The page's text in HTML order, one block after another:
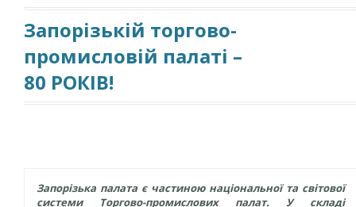
Запорізькій торгово-
промисловій палаті –
80 РОКІВ!
Запорізька палата є частиною національної та світової
системи Торгово-промислових палат. У складі